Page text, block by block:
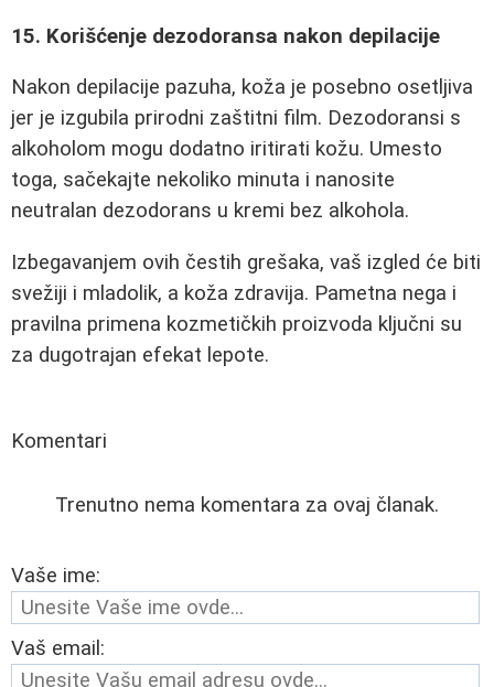
15. Korišćenje dezodoransa nakon depilacije
Nakon depilacije pazuha, koža je posebno osetljiva
jer je izgubila prirodni zaštitni film. Dezodoransi s
alkoholom mogu dodatno iritirati kožu. Umesto
toga, sačekajte nekoliko minuta i nanosite
neutralan dezodorans u kremi bez alkohola.
Izbegavanjem ovih čestih grešaka, vaš izgled će biti
svežiji i mladolik, a koža zdravija. Pametna nega i
pravilna primena kozmetičkih proizvoda ključni su
za dugotrajan efekat lepote.
Komentari
Trenutno nema komentara za ovaj članak.
Vaše ime:
Vaš email: